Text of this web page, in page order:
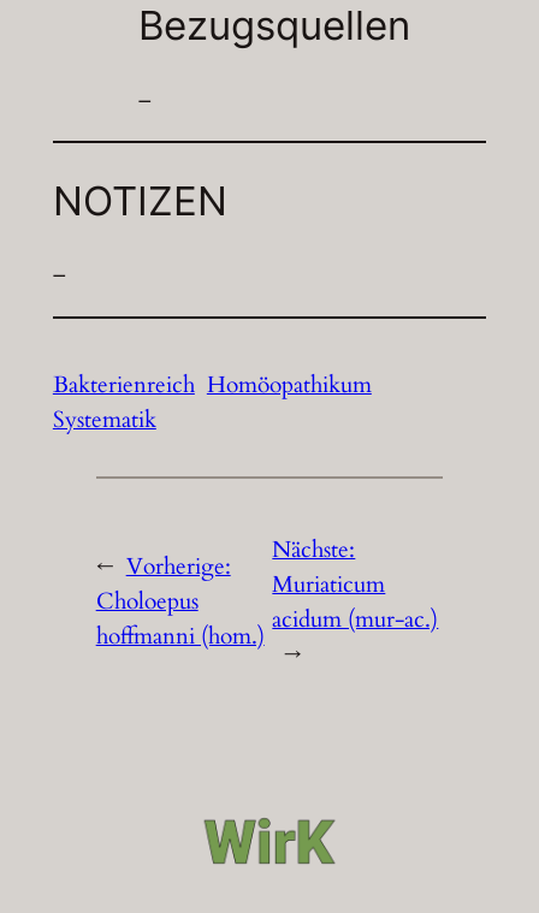
Bezugsquellen
–
NOTIZEN
–
Bakterienreich Homöopathikum
Systematik
← Vorherige:
Choloepus
hoffmanni (hom.)
Nächste:
Muriaticum
acidum (mur-ac.)
→